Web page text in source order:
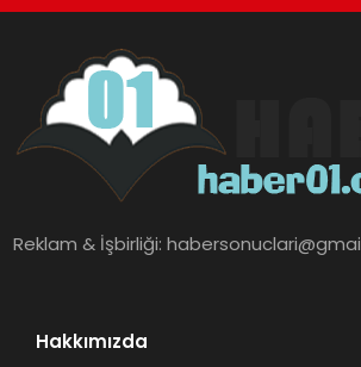
Reklam & İşbirliği:
Hakkımızda